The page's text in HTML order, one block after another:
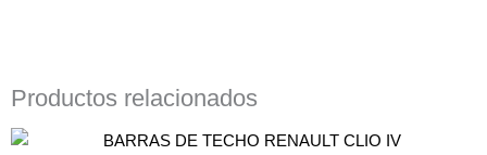
Productos relacionados